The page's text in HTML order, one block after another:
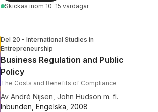
Skickas inom 10-15 vardagar
Del 20 - International Studies in
Entrepreneurship
Business Regulation and Public
Policy
The Costs and Benefits of Compliance
Av André Nijsen John Hudson m. fl.
Inbunden, Engelska, 2008